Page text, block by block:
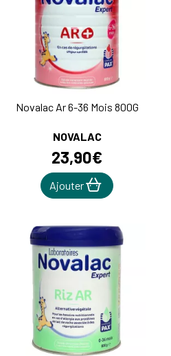
Novalac Ar 6-36 Mois 800G
NOVALAC
23,90€
Ajouter